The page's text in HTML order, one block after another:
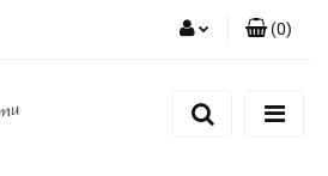
Zarejestruj się
(0)